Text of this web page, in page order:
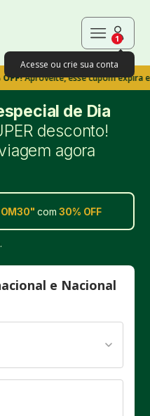
1
Acesse ou crie sua conta
esse cupom expira em
de Dia
desconto!
agora
" com30% OFF
e Nacional